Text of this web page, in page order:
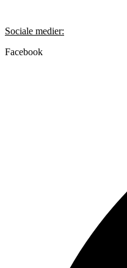
Sociale medier:
Facebook